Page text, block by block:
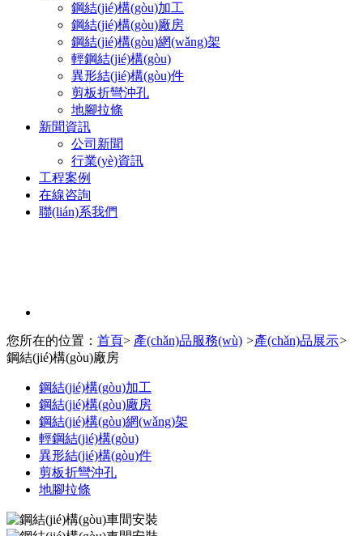
鋼結(jié)構(gòu)加工
鋼結(jié)構(gòu)廠房
鋼結(jié)構(gòu)網(wǎng)架
輕鋼結(jié)構(gòu)
異形結(jié)構(gòu)件
剪板折彎沖孔
地腳拉條
新聞資訊
公司新聞
行業(yè)資訊
工程案例
在線咨詢
聯(lián)系我們
您所在的位置： 首頁> 產(chǎn)品服務(wù) >產(chǎn)品展示>
鋼結(jié)構(gòu)廠房
鋼結(jié)構(gòu)加工
鋼結(jié)構(gòu)廠房
鋼結(jié)構(gòu)網(wǎng)架
輕鋼結(jié)構(gòu)
異形結(jié)構(gòu)件
剪板折彎沖孔
地腳拉條